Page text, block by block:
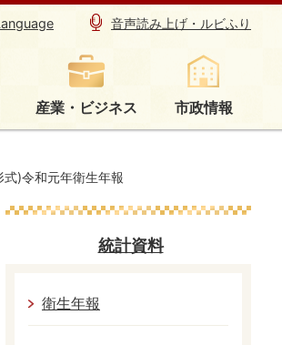
音声読み上げ・ルビふり
産業・ビジネス 市政情報
式)令和元年衛生年報
統計資料
衛生年報